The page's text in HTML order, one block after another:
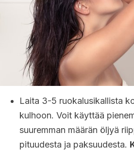
Laita 3-5 ruokalusikallista
kulhoon. Voit käyttää
suuremman määrän öljyä
pituudesta ja paksuudesta.